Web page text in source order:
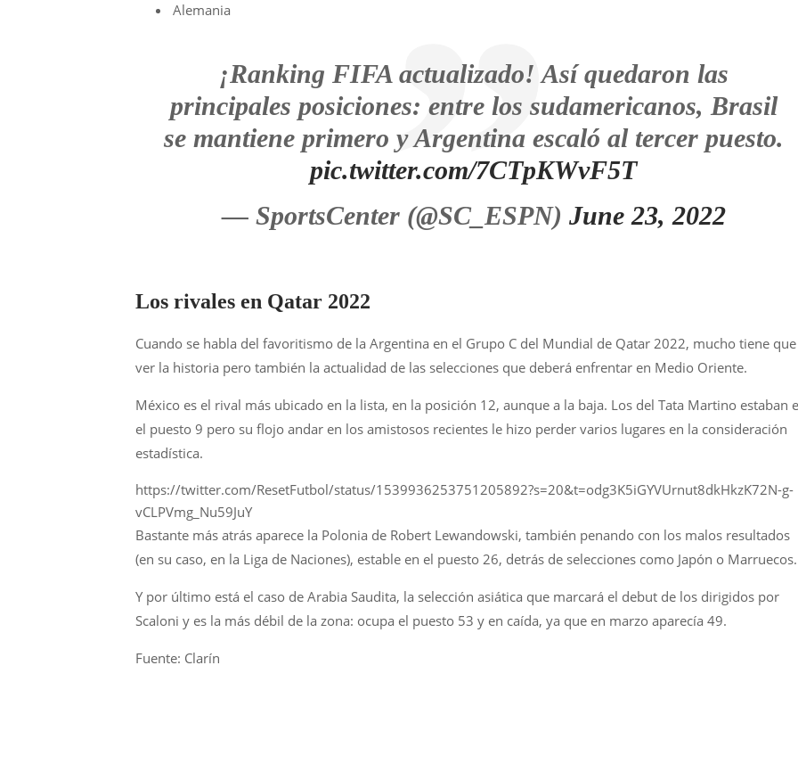
Alemania
¡Ranking FIFA actualizado! Así quedaron las
principales posiciones: entre los sudamericanos, Brasil
se mantiene primero y Argentina escaló al tercer puesto.
pic.twitter.com/7CTpKWvF5T
— SportsCenter (@SC_ESPN) June 23, 2022
Los rivales en Qatar 2022
Cuando se habla del favoritismo de la Argentina en el Grupo C del Mundial de Qatar 2022, mucho tiene que
ver la historia pero también la actualidad de las selecciones que deberá enfrentar en Medio Oriente.
México es el rival más ubicado en la lista, en la posición 12, aunque a la baja. Los del Tata Martino estaban
el puesto 9 pero su flojo andar en los amistosos recientes le hizo perder varios lugares en la consideración
estadística.
https://twitter.com/ResetFutbol/status/1539936253751205892?s=20&t=odg3K5iGYVUrnut8dkHkzK72N-g-
vCLPVmg_Nu59JuY
Bastante más atrás aparece la Polonia de Robert Lewandowski, también penando con los malos resultados
(en su caso, en la Liga de Naciones), estable en el puesto 26, detrás de selecciones como Japón o
Y por último está el caso de Arabia Saudita, la selección asiática que marcará el debut de los dirigidos por
Scaloni y es la más débil de la zona: ocupa el puesto 53 y en caída, ya que en marzo aparecía 49.
Fuente: Clarín